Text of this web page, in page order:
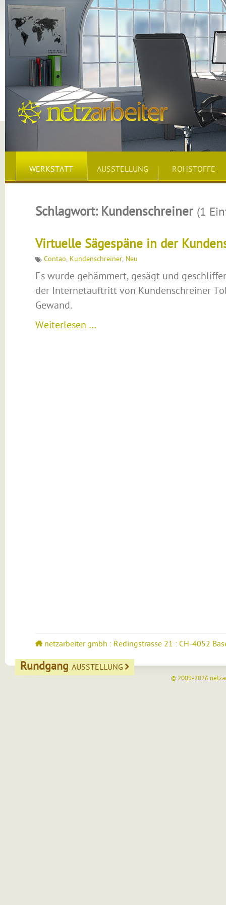
WERKSTATT AUSSTELLUNG ROHSTOFFE
Schlagwort: Kundenschreiner (1
Virtuelle Sägespäne in der
Contao, Kundenschreiner, Neu
Es wurde gehämmert, gesägt und
der Internetauftritt von Kundenschreiner
Gewand.
Weiterlesen …
netzarbeiter gmbh : Redingstrasse 21 : CH-4052
Rundgang AUSSTELLUNG
© 2009-2026